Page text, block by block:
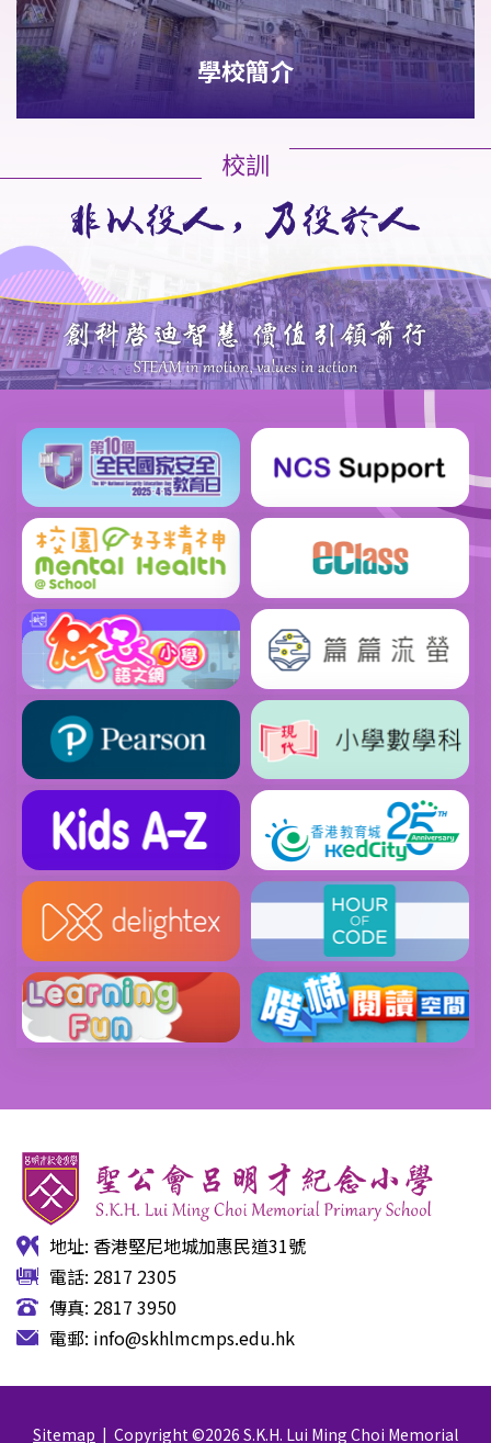
學校簡介
校訓
地址: 香港堅尼地城加惠民道31號
電話: 2817 2305
傳真: 2817 3950
電郵: info@skhlmcmps.edu.hk
Sitemap | Copyright ©2026 S.K.H. Lui Ming Choi Memorial